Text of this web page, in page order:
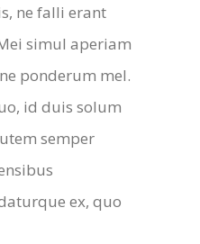
ne falli erant
simul aperiam
ponderum mel.
id duis solum
semper
ex, quo